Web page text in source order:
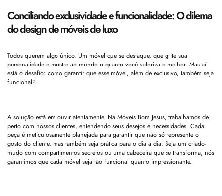
Conciliando exclusividade e funcionalidade: O dilema
do design de móveis de luxo
Todos querem algo único. Um móvel que se destaque, que grite sua
personalidade e mostre ao mundo o quanto você valoriza o melhor. Mas aí
está o desafio: como garantir que esse móvel, além de exclusivo, também seja
funcional?
A solução está em ouvir atentamente. Na Móveis Bom Jesus, trabalhamos de
perto com nossos clientes, entendendo seus desejos e necessidades. Cada
peça é meticulosamente planejada para garantir que não só represente o
gosto do cliente, mas também seja prática para o dia a dia. Seja um criado-
mudo com compartimentos secretos ou uma cabeceira que se transforma, nós
garantimos que cada móvel seja tão funcional quanto impressionante.